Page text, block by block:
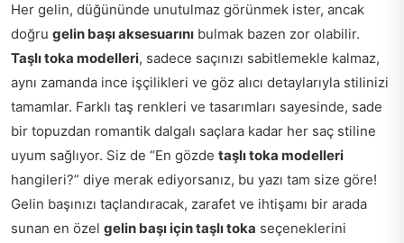
Her gelin, düğününde unutulmaz görünmek ister, ancak
doğru gelin başı aksesuarını bulmak bazen zor olabilir.
Taşlı toka modelleri, sadece saçınızı sabitlemekle kalmaz,
aynı zamanda ince işçilikleri ve göz alıcı detaylarıyla stilinizi
tamamlar. Farklı taş renkleri ve tasarımları sayesinde, sade
bir topuzdan romantik dalgalı saçlara kadar her saç stiline
uyum sağlıyor. Siz de “En gözde taşlı toka modelleri
hangileri?” diye merak ediyorsanız, bu yazı tam size göre!
Gelin başınızı taçlandıracak, zarafet ve ihtişamı bir arada
sunan en özel gelin başı için taşlı toka seçeneklerini